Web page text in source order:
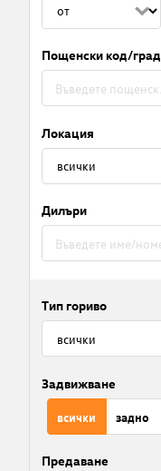
Пощенски код/град
Локация
Дилъри
Тип гориво
Задвижване
всички задно
Предаване